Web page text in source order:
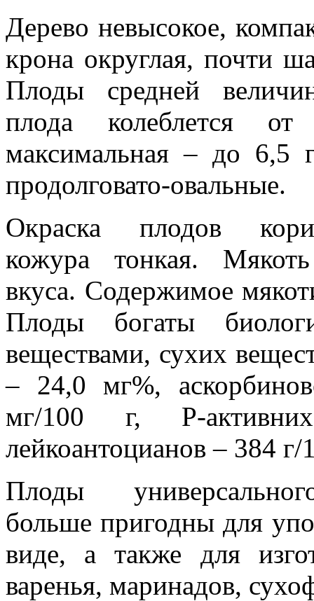
Дерево невысокое,
крона округлая, почти
Плоды средней
плода колеблется
максимальная – до
продолговато-овальные.
Окраска плодов
кожура тонкая.
вкуса. Содержимое
Плоды богаты
веществами, сухих
– 24,0 мг%,
мг/100 г, Р-
лейкоантоцианов – 384 г/
Плоды
больше пригодны для
виде, а также для
варенья, маринадов,